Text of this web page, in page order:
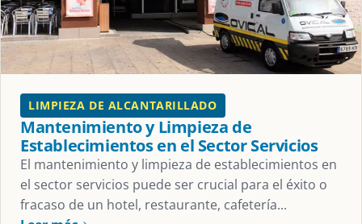
LIMPIEZA DE ALCANTARILLADO
Mantenimiento y Limpieza de
Establecimientos en el Sector Servicios
El mantenimiento y limpieza de establecimientos en
el sector servicios puede ser crucial para el éxito o
fracaso de un hotel, restaurante, cafetería...